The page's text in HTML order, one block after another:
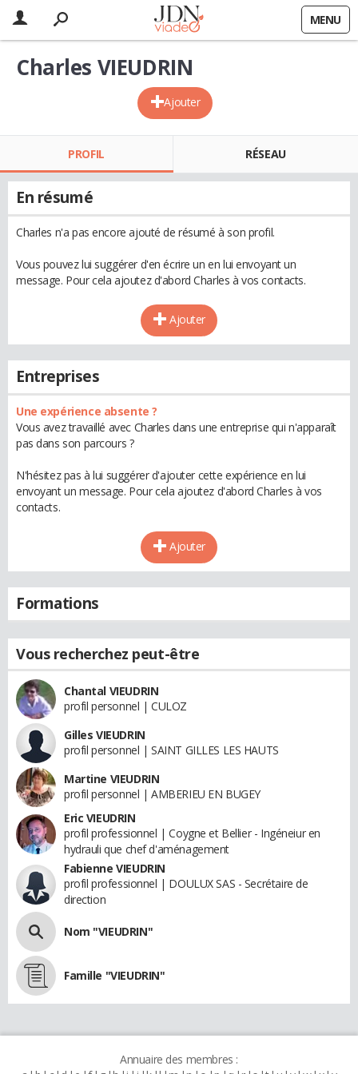
MENU
Ajouter
Charles VIEUDRIN
PROFIL RÉSEAU
En résumé
Charles n'a pas encore ajouté de résumé à son profil.
Vous pouvez lui suggérer d'en écrire un en lui envoyant un
message. Pour cela ajoutez d'abord Charles à vos contacts.
Ajouter
Entreprises
Une expérience absente ?
Vous avez travaillé avec Charles dans une entreprise qui n'apparaît
pas dans son parcours ?
N'hésitez pas à lui suggérer d'ajouter cette expérience en lui
envoyant un message. Pour cela ajoutez d'abord Charles à vos
contacts.
Ajouter
Formations
Vous recherchez peut-être
Chantal VIEUDRIN
profil personnel | CULOZ
Gilles VIEUDRIN
profil personnel | SAINT GILLES LES HAUTS
Martine VIEUDRIN
profil personnel | AMBERIEU EN BUGEY
Eric VIEUDRIN
profil professionnel | Coygne et Bellier - Ingéneiur en
hydrauli que chef d'aménagement
Fabienne VIEUDRIN
profil professionnel | DOULUX SAS - Secrétaire de
direction
Nom "VIEUDRIN"
Famille "VIEUDRIN"
Annuaire des membres :